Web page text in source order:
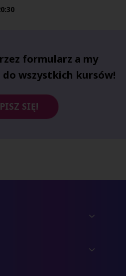
formularz a my
wszystkich kursów!
SIĘ!